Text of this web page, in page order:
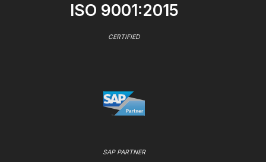
ISO 9001:2015
CERTIFIED
SAP PARTNER